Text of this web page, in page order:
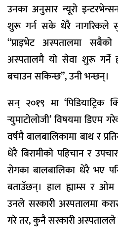
उनका अनुसार न्यूरो
शुरू गर्न सके धेरै नागरिकले
“प्राइभेट अस्पतालमा
अस्पतालमै यो सेवा शुरू गर्ने
बचाउन सकिन्छ”, उनी भन्छन्।
सन् २०१९ मा ‘पिडियाट्रिक
र्‍युमाटोलोजी’ विषयमा डिएम
वर्षमै बालबालिकामा बाथ र
धेरै बिरामीको पहिचान र
रोगका बालबालिका धेरै भए
बताउँछन्। हाल ह्याम्स र ओम
उनले सरकारी अस्पतालमा
गरे तर, कुनै सरकारी अस्पतालले